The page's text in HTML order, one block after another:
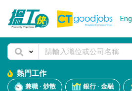
Eng
熱門工作
兼職 · 炒散 銀行 · 金融